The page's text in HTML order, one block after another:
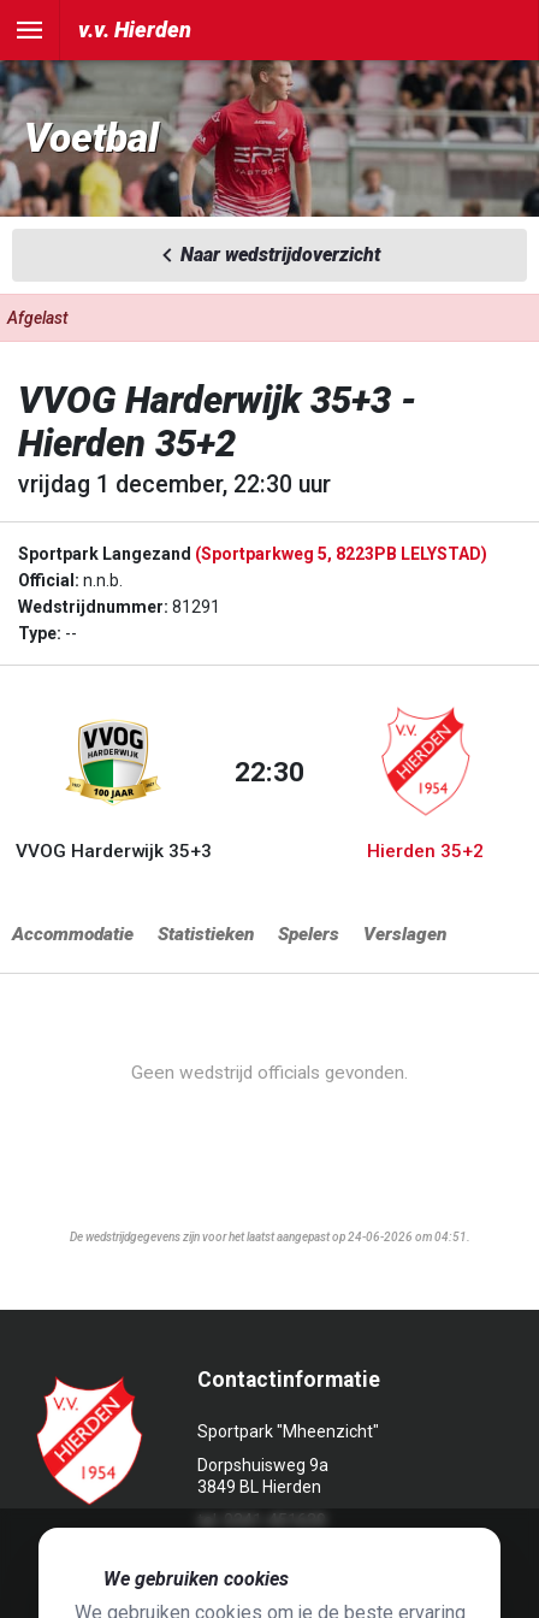
v.v. Hierden
Voetbal
Naar wedstrijdoverzicht
Afgelast
VVOG Harderwijk 35+3 -
Hierden 35+2
vrijdag 1 december, 22:30 uur
Sportpark Langezand (Sportparkweg 5, 8223PB LELYSTAD)
Official: n.n.b.
Wedstrijdnummer: 81291
Type: --
VVOG Harderwijk 35+3
22:30
Hierden 35+2
Accommodatie Statistieken Spelers Verslagen
Geen wedstrijd officials gevonden.
De wedstrijdgegevens zijn voor het laatst aangepast op 24-06-2026 om 04:51.
Contactinformatie
Sportpark "Mheenzicht"
Dorpshuisweg 9a
3849 BL Hierden
We gebruiken cookies
We gebruiken cookies om je de beste ervaring